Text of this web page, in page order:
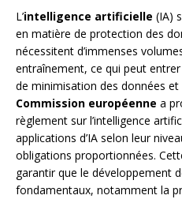
L’intelligence artificielle (IA)
en matière de protection des
nécessitent d’immenses
entraînement, ce qui peut
de minimisation des données
Commission européenne a
règlement sur l’intelligence
applications d’IA selon leur
obligations proportionnées.
garantir que le développement
fondamentaux, notamment la